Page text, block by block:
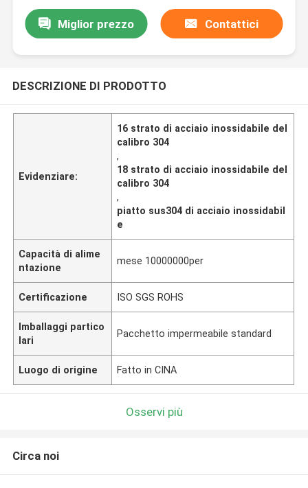
Miglior prezzo Contattici
DESCRIZIONE DI PRODOTTO
Evidenziare:
16 strato di acciaio inossidabile del
calibro 304
,
18 strato di acciaio inossidabile del
calibro 304
,
piatto sus304 di acciaio inossidabil
e
Capacità di alime
ntazione
mese 10000000per
Certificazione ISO SGS ROHS
Imballaggi partico
lari
Pacchetto impermeabile standard
Luogo di origine Fatto in CINA
Osservi più
Circa noi